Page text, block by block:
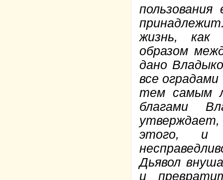
жизнь, как
образом
дано
все
тем самым
благами
этого, и
Дьявол
и